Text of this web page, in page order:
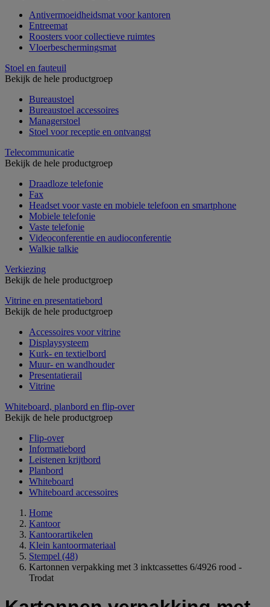
Antivermoeidheidsmat voor kantoren
Entreemat
Roosters voor collectieve ruimtes
Vloerbeschermingsmat
Stoel en fauteuil
Bekijk de hele productgroep
Bureaustoel
Bureaustoel accessoires
Managerstoel
Stoel voor receptie en ontvangst
Telecommunicatie
Bekijk de hele productgroep
Draadloze telefonie
Fax
Headset voor vaste en mobiele telefoon en smartphone
Mobiele telefonie
Vaste telefonie
Videoconferentie en audioconferentie
Walkie talkie
Verkiezing
Bekijk de hele productgroep
Vitrine en presentatiebord
Bekijk de hele productgroep
Accessoires voor vitrine
Displaysysteem
Kurk- en textielbord
Muur- en wandhouder
Presentatierail
Vitrine
Whiteboard, planbord en flip-over
Bekijk de hele productgroep
Flip-over
Informatiebord
Leistenen krijtbord
Planbord
Whiteboard
Whiteboard accessoires
Home
Kantoor
Kantoorartikelen
Klein kantoormateriaal
Stempel (48)
Kartonnen verpakking met 3 inktcassettes 6/4926 rood -
Trodat